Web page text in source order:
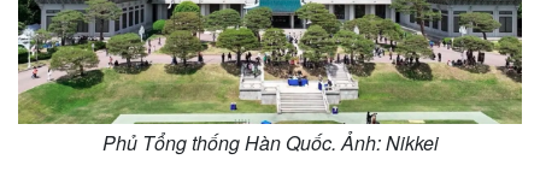
Phủ Tổng thống Hàn Quốc. Ảnh: Nikkei